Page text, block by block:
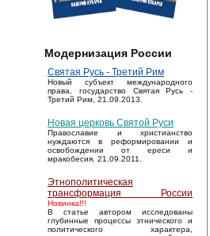
Модернизация России
Святая Русь - Третий Рим
Новый субъект международного
права, государство Святая Русь -
Третий Рим, 21.09.2013.
Новая церковь Святой Руси
Православие и христианство
нуждаются в реформировании и
освобождении от ереси и
мракобесия. 21.09.2011.
Этнополитическая
трансформация России
Новинка!!!
В статье автором исследованы
глубинные процессы этнического и
политического характера,